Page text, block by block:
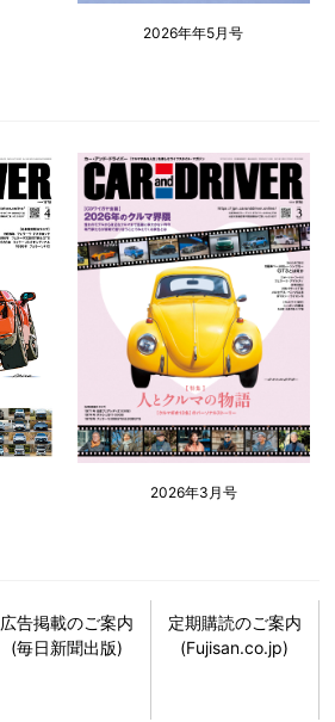
2026年年5月号
2026年3月号
広告掲載のご案内
(毎日新聞出版)
定期購読のご案内
(Fujisan.co.jp)